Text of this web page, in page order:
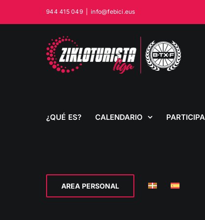
944 415 049 info@febici.eus
¿QUÉ ES? CALENDARIO PARTICIPA
AREA PERSONAL